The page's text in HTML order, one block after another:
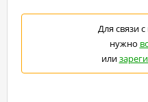
Для связи
нужно
или